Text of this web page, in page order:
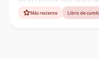
de Gabriel Navarrete, de
también respondiendo a
Más reciente Libro de